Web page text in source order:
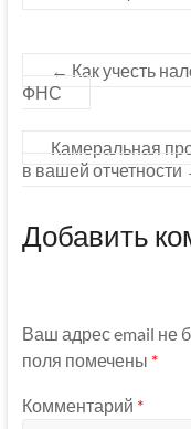
← Как учесть
ФНС
Камеральная
в вашей отчетности
Добавить
Ваш адрес email не
поля помечены *
Комментарий *